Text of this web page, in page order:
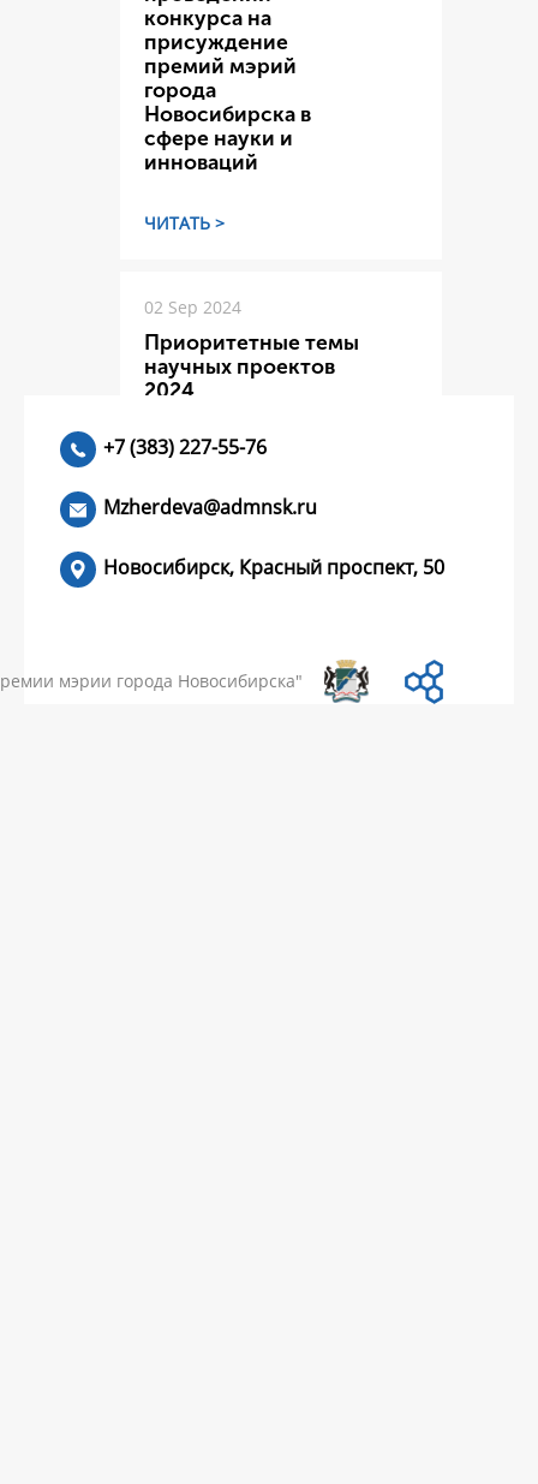
конкурса на
присуждение
премий мэрий
города
Новосибирска в
сфере науки и
инноваций
ЧИТАТЬ >
02 Sep 2024
Приоритетные темы
научных проектов
2024
ЧИТАТЬ >
+7 (383) 227-55-76
Mzherdeva@admnsk.ru
Новосибирск, Красный проспект, 50
мэрии города Новосибирска"